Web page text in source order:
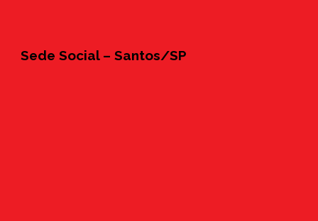
Sede Social – Santos/SP